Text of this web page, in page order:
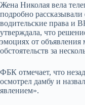
Жена Николая вела
подробно
водительские права и
утверждала, что
эмоциях от
обстоятельств за
ФБК отмечает, что
осмотрел дамбу и
явлением».